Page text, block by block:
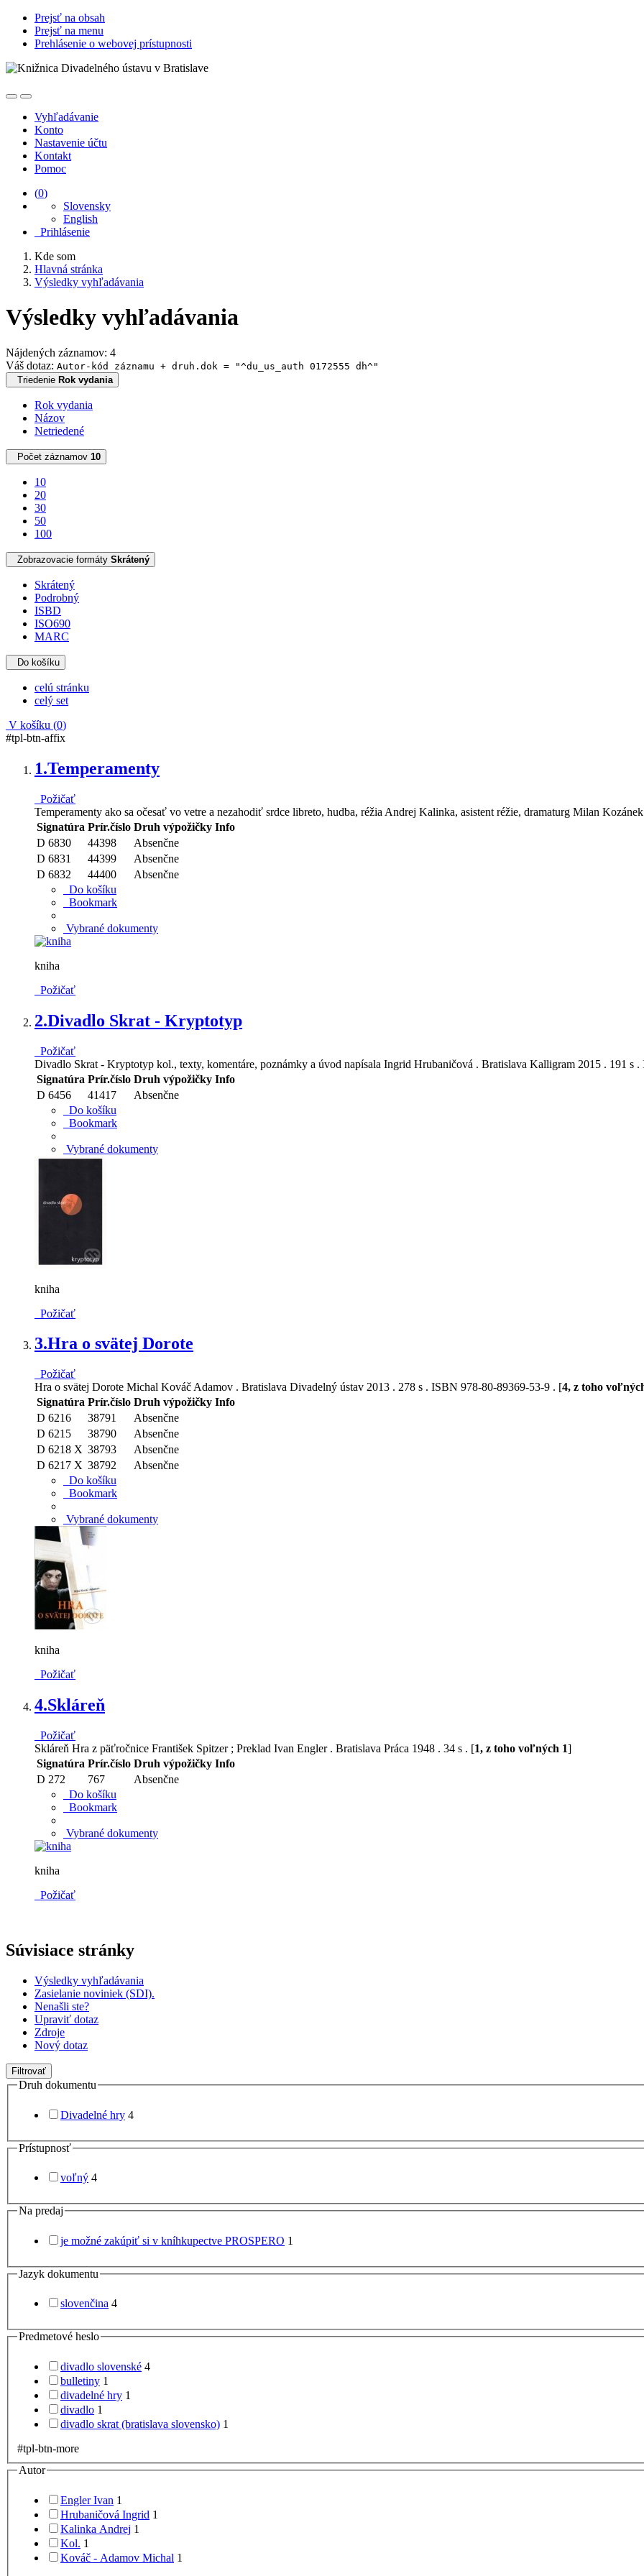
Prejsť na obsah
Prejsť na menu
Prehlásenie o webovej prístupnosti
Vyhľadávanie
Konto
Nastavenie účtu
Kontakt
Pomoc
(0)
Slovensky
English
Prihlásenie
Kde som
Hlavná stránka
Výsledky vyhľadávania
Výsledky vyhľadávania
Nájdených záznamov: 4
Váš dotaz: Autor-kód záznamu + druh.dok = "^du_us_auth 0172555 dh^"
Triedenie Rok vydania
Rok vydania
Názov
Netriedené
Počet záznamov 10
10
20
30
50
100
Zobrazovacie formáty Skrátený
Skrátený
Podrobný
ISBD
ISO690
MARC
Do košíku
celú stránku
celý set
V košíku (0)
#tpl-btn-affix
1.Temperamenty
Požičať
Temperamenty ako sa očesať vo vetre a nezahodiť srdce libreto, hudba, réžia Andrej Kalinka, asistent réžie, dramaturg Milan
Signatúra Prír.číslo Druh výpožičky Info
D 6830
44398
Absenčne
D 6831
44399
Absenčne
D 6832
44400
Absenčne
Do košíku
Bookmark
Vybrané dokumenty
kniha
Požičať
2.Divadlo Skrat - Kryptotyp
Požičať
Divadlo Skrat - Kryptotyp kol., texty, komentáre, poznámky a úvod napísala Ingrid Hrubaničová . Bratislava Kalligram 2015 . 191 s
Signatúra Prír.číslo Druh výpožičky Info
D 6456
41417
Absenčne
Do košíku
Bookmark
Vybrané dokumenty
kniha
Požičať
3.Hra o svätej Dorote
Požičať
Hra o svätej Dorote Michal Kováč Adamov . Bratislava Divadelný ústav 2013 . 278 s . ISBN 978-80-89369-53-9 . [4, z toho
Signatúra Prír.číslo Druh výpožičky Info
D 6216
38791
Absenčne
D 6215
38790
Absenčne
D 6218 X 38793
Absenčne
D 6217 X 38792
Absenčne
Do košíku
Bookmark
Vybrané dokumenty
kniha
Požičať
4.Skláreň
Požičať
Skláreň Hra z päťročnice František Spitzer ; Preklad Ivan Engler . Bratislava Práca 1948 . 34 s . [1, z toho voľných 1]
Signatúra Prír.číslo Druh výpožičky Info
D 272
767
Absenčne
Do košíku
Bookmark
Vybrané dokumenty
kniha
Požičať
Súvisiace stránky
Výsledky vyhľadávania
Zasielanie noviniek (SDI).
Nenašli ste?
Upraviť dotaz
Zdroje
Nový dotaz
Filtrovať
Druh dokumentu
Divadelné hry 4
Prístupnosť
voľný 4
Na predaj
je možné zakúpiť si v kníhkupectve PROSPERO 1
Jazyk dokumentu
slovenčina 4
Predmetové heslo
divadlo slovenské 4
bulletiny 1
divadelné hry 1
divadlo 1
divadlo skrat (bratislava slovensko) 1
#tpl-btn-more
Autor
Engler Ivan 1
Hrubaničová Ingrid 1
Kalinka Andrej 1
Kol. 1
Kováč - Adamov Michal 1